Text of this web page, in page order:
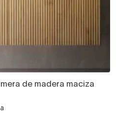
de madera maciza